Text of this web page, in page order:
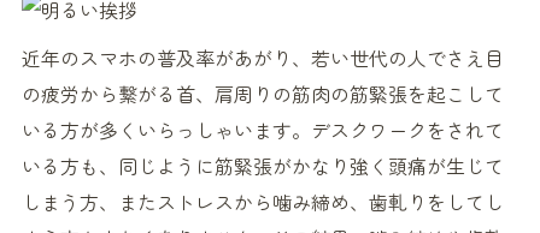
近年のスマホの普及率があがり、若い世代の人でさえ目
の疲労から繋がる首、肩周りの筋肉の筋緊張を起こして
いる方が多くいらっしゃいます。デスクワークをされて
いる方も、同じように筋緊張がかなり強く頭痛が生じて
しまう方、またストレスから噛み締め、歯軋りをしてし